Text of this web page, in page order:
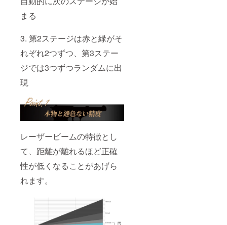
まる
3. 第2ステージは赤と緑がそ
れぞれ2つずつ、第3ステー
ジでは3つずつランダムに出
現
レーザービームの特徴とし
て、距離が離れるほど正確
性が低くなることがあげら
れます。